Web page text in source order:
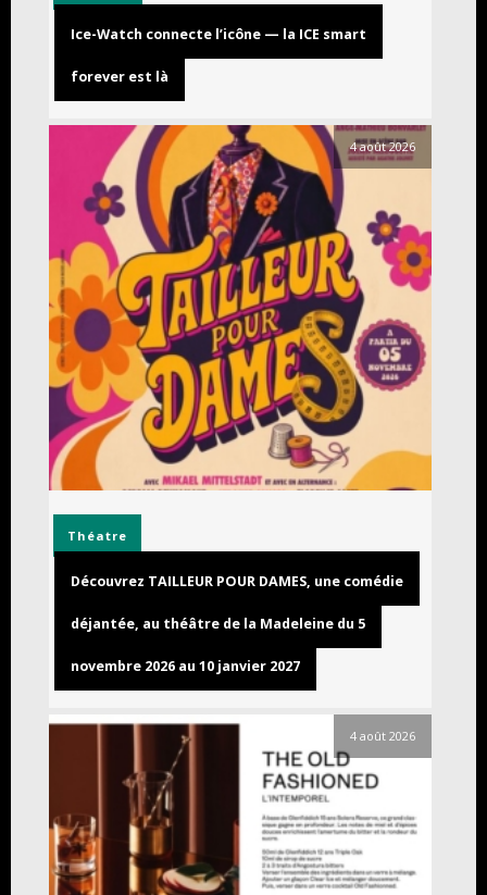
Ice-Watch connecte l’icône — la ICE smart
forever est là
4 août 2026
Théatre
Découvrez TAILLEUR POUR DAMES, une comédie
déjantée, au théâtre de la Madeleine du 5
novembre 2026 au 10 janvier 2027
4 août 2026